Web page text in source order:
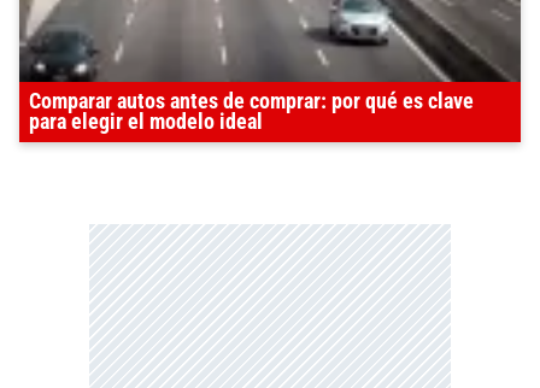
Comparar autos antes de comprar: por qué es clave
para elegir el modelo ideal